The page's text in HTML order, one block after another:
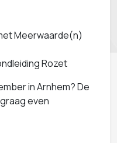
Meerwaarde(n)
Rozet
in Arnhem? De
even